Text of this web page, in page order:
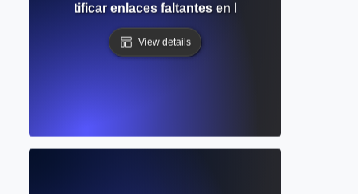
Cómo identificar enlaces faltantes en la investigación y
View details